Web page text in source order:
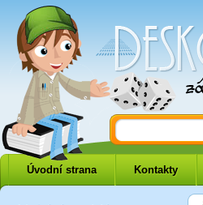
Deskové-
Úvodní strana Kontakty